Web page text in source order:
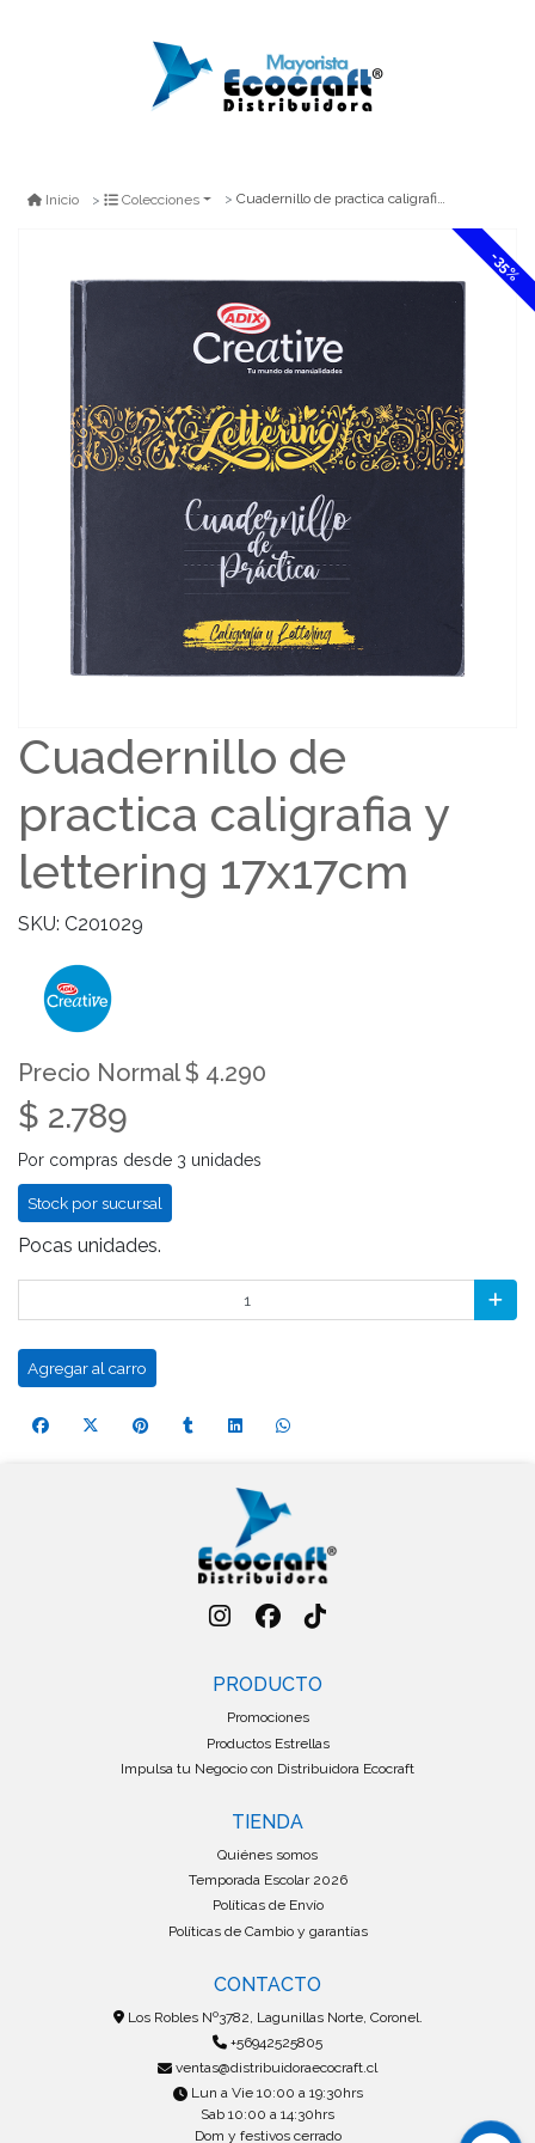
Inicio Colecciones Cuadernillo de practica caligrafia y lettering 17x17cm
-35%
Cuadernillo de
practica caligrafia y
lettering 17x17cm
SKU: C201029
Precio Normal $ 4.290
$ 2.789
Por compras desde 3 unidades
Stock por sucursal
Pocas unidades.
Agregar al carro
PRODUCTO
Promociones
Productos Estrellas
Impulsa tu Negocio con Distribuidora Ecocraft
TIENDA
Quiénes somos
Temporada Escolar 2026
Políticas de Envío
Políticas de Cambio y garantías
CONTACTO
Los Robles Nº3782, Lagunillas Norte, Coronel.
+56942525805
ventas@distribuidoraecocraft.cl
Lun a Vie 10:00 a 19:30hrs
Sab 10:00 a 14:30hrs
Dom y festivos cerrado